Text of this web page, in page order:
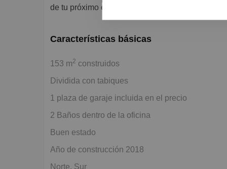
de tu próximo espacio! Contacta con nosotros
Características básicas
153 m2 construidos
Dividida con tabiques
1 plaza de garaje incluida en el precio
2 Baños dentro de la oficina
Buen estado
Año de construcción 2018
Norte, Sur